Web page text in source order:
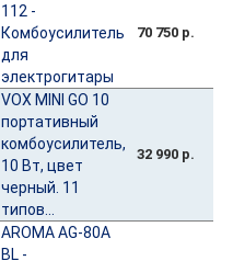
112 -
Комбоусилитель
для
электрогитары
70 750 р.
VOX MINI GO 10
портативный
комбоусилитель,
10 Вт, цвет
черный. 11
типов...
32 990 р.
AROMA AG-80A
BL -